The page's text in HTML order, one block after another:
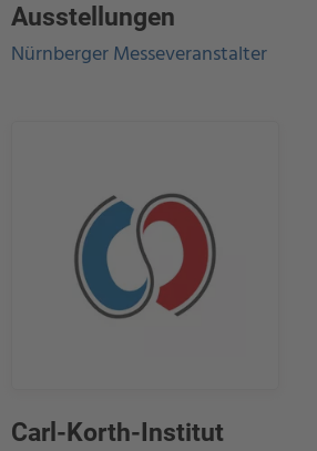
Ausstellungen
Nürnberger Messeveranstalter
Carl-Korth-Institut